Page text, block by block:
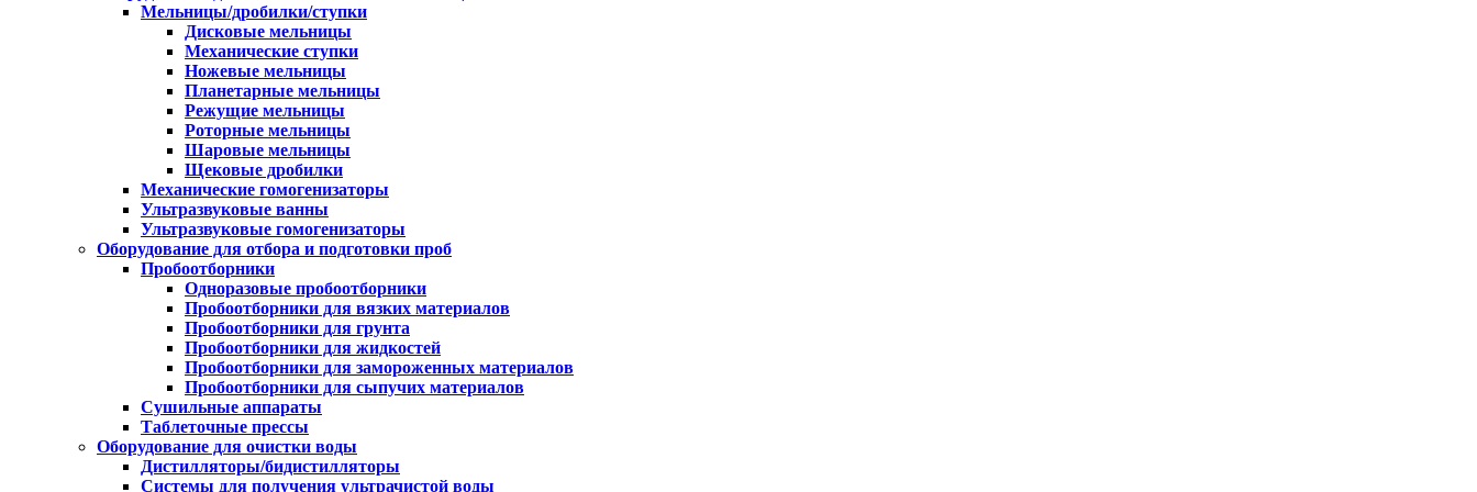
Мельницы/дробилки/ступки
Дисковые мельницы
Механические ступки
Ножевые мельницы
Планетарные мельницы
Режущие мельницы
Роторные мельницы
Шаровые мельницы
Щековые дробилки
Механические гомогенизаторы
Ультразвуковые ванны
Ультразвуковые гомогенизаторы
Оборудование для отбора и подготовки проб
Пробоотборники
Одноразовые пробоотборники
Пробоотборники для вязких материалов
Пробоотборники для грунта
Пробоотборники для жидкостей
Пробоотборники для замороженных материалов
Пробоотборники для сыпучих материалов
Сушильные аппараты
Таблеточные прессы
Оборудование для очистки воды
Дистилляторы/бидистилляторы
Системы для получения ультрачистой воды